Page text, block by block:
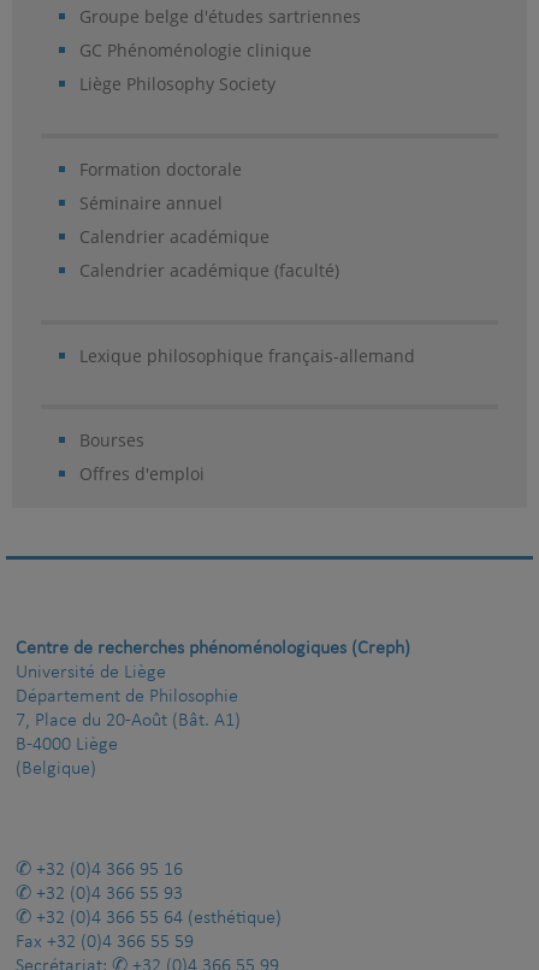
Groupe belge d'études sartriennes
GC Phénoménologie clinique
Liège Philosophy Society
Formation doctorale
Séminaire annuel
Calendrier académique
Calendrier académique (faculté)
Lexique philosophique français-allemand
Bourses
Offres d'emploi
Centre de recherches phénoménologiques (Creph)
Université de Liège
Département de Philosophie
7, Place du 20-Août (Bât. A1)
B-4000 Liège
(Belgique)
+32 (0)4 366 95 16
+32 (0)4 366 55 93
+32 (0)4 366 55 64 (esthétique)
Fax +32 (0)4 366 55 59